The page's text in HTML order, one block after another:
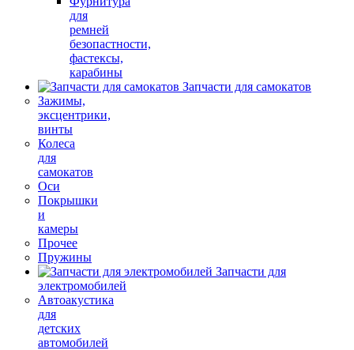
для
ремней
безопастности,
фастексы,
карабины
Запчасти для самокатов
Зажимы,
эксцентрики,
винты
Колеса
для
самокатов
Оси
Покрышки
и
камеры
Прочее
Пружины
Запчасти для
электромобилей
Автоакустика
для
детских
автомобилей